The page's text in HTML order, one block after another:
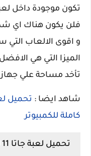
فلن يكون هناك اي
و اقوى الالعاب التي
الميزا التي هي
تأخد مساحة علي جهاز
شاهد ايضا :
كاملة للكمبيوتر
تحميل لعبة جاتا 11 للكمبيوتر مجاناً